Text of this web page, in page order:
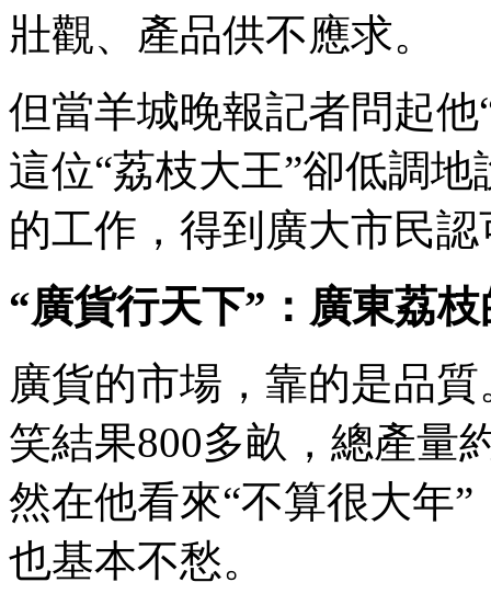
壯觀、產品供不應求。
但當羊城晚報記者問起
這位“荔枝大王”卻低調
的工作，得到廣大市民
“廣貨行天下”：廣東荔
廣貨的市場，靠的是品
笑結果800多畝，總產量
然在他看來“不算很大年
也基本不愁。